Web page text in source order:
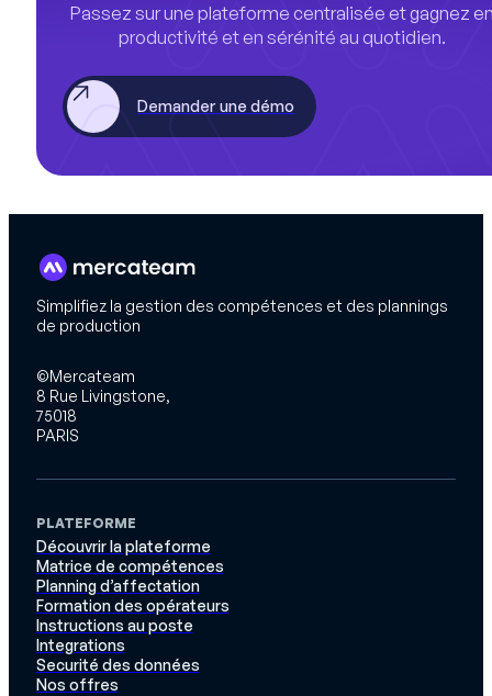
Passez sur une plateforme centralisée et gagnez
productivité et en sérénité au quotidien.
Demander une démo
Simplifiez la gestion des compétences et des plannings
de production
©Mercateam
8 Rue Livingstone,
75018
PARIS
PLATEFORME
Découvrir la plateforme
Matrice de compétences
Planning d’affectation
Formation des opérateurs
Instructions au poste
Integrations
Securité des données
Nos offres